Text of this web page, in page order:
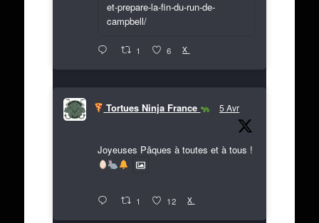
et-prepare-la-fin-du-run-de-
campbell/
1 6 X
Tortues Ninja France 5 Avr
Joyeuses Pâques à toutes et à tous !
1 12 X